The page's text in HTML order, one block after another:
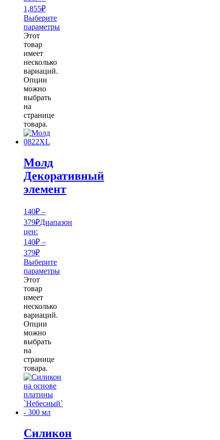
1,855₽
Выберите
параметры
Этот
товар
имеет
несколько
вариаций.
Опции
можно
выбрать
на
странице
товара.
Молд
Декоративный
элемент
140₽ –
379₽Диапазон
цен:
140₽ –
379₽
Выберите
параметры
Этот
товар
имеет
несколько
вариаций.
Опции
можно
выбрать
на
странице
товара.
Силикон